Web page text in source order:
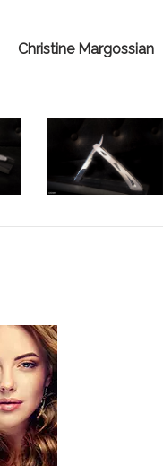
Christine Margossian